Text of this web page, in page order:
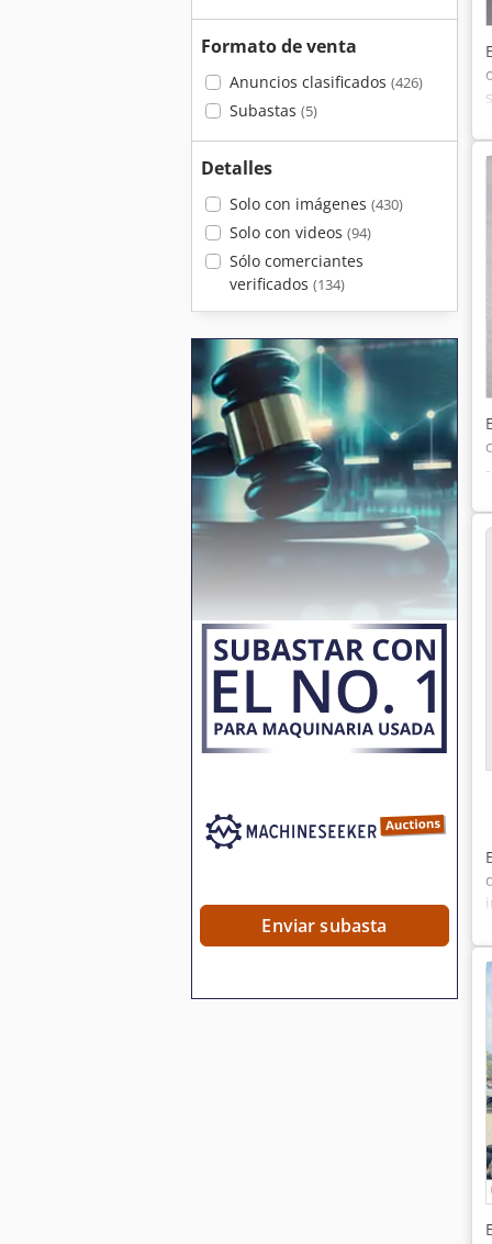
Formato de venta
Anuncios clasificados (426)
Subastas (5)
Detalles
Solo con imágenes (430)
Solo con videos (94)
Sólo comerciantes
verificados (134)
Enviar subasta